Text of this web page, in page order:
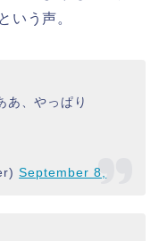
という声。
あ、やっぱり
September 8,